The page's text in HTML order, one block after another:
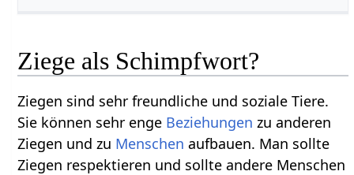
Ziege als Schimpfwort?
Ziegen sind sehr freundliche und soziale Tiere.
Sie können sehr enge Beziehungen zu anderen
Ziegen und zu Menschen aufbauen. Man sollte
Ziegen respektieren und sollte andere Menschen